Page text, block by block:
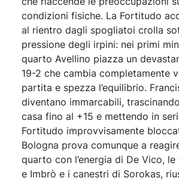
condizioni fisiche. La Fortitudo
al rientro dagli spogliatoi crolla
pressione degli irpini: nei primi
quarto Avellino piazza un
19-2 che cambia completamente
partita e spezza l’equilibrio.
diventano immarcabili,
casa fino al +15 e mettendo in
Fortitudo improvvisamente
Bologna prova comunque a
quarto con l’energia di De Vico,
e Imbrò e i canestri di Sorokas,